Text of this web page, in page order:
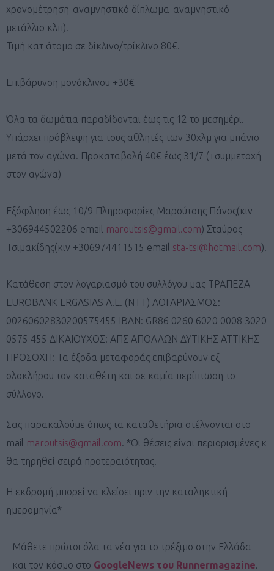
χρονομέτρηση-αναμνηστικό δίπλωμα-αναμνηστικό
μετάλλιο κλπ).
Τιμή κατ άτομο σε δίκλινο/τρίκλινο 80€.
Επιβάρυνση μονόκλινου +30€
Όλα τα δωμάτια παραδίδονται έως τις 12 το μεσημέρι.
Υπάρχει πρόβλεψη για τους αθλητές των 30χλμ για μπάνιο
μετά τον αγώνα. Προκαταβολή 40€ έως 31/7 (+συμμετοχή
στον αγώνα)
Εξόφληση έως 10/9 Πληροφορίες Μαρούτσης Πάνος(κιν
+306944502206 email
maroutsis@gmail.com) Σταύρος
Τσιμακίδης(κιν +306974411515 email sta-tsi@hotmail.com).
Κατάθεση στον λογαριασμό του συλλόγου μας ΤΡΑΠΕZA
EUROBANK ERGASIAS A.E. (NTT) ΛΟΓΑΡΙΑΣΜΟΣ:
00260602830200575455 IBAN: GR86 0260 6020 0008 3020
0575 455 ΔΙΚΑΙΟΥΧΟΣ: ΑΠΣ ΑΠΟΛΛΩΝ ΔΥΤΙΚΗΣ ΑΤΤΙΚΗΣ
ΠΡΟΣΟΧΗ: Τα έξοδα μεταφοράς επιβαρύνουν εξ
ολοκλήρου τον καταθέτη και σε καμία περίπτωση το
σύλλογο.
Σας παρακαλούμε όπως τα καταθετήρια στέλνονται στο
mail
maroutsis@gmail.com. *Οι θέσεις είναι περιορισμένες κ
θα τηρηθεί σειρά προτεραιότητας.
Η εκδρομή μπορεί να κλείσει πριν την καταληκτική
ημερομηνία*
Μάθετε πρώτοι όλα τα νέα για το τρέξιμο στην Ελλάδα
και τον κόσμο στο GoogleNews του Runnermagazine.